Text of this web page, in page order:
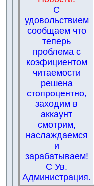
С
удовольствием
сообщаем что
теперь
проблема с
коэфициентом
читаемости
решена
стопроцентно,
заходим в
аккаунт
смотрим,
наслаждаемся
и
зарабатываем!
С Ув.
Администрация.